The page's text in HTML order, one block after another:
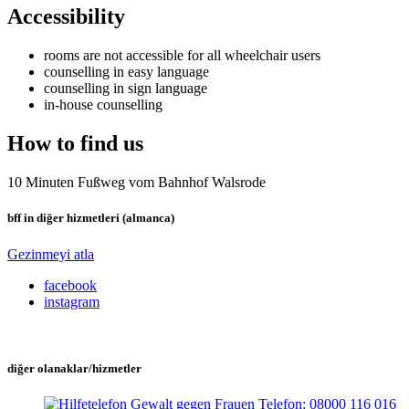
Accessibility
rooms are not accessible for all wheelchair users
counselling in easy language
counselling in sign language
in-house counselling
How to find us
10 Minuten Fußweg vom Bahnhof Walsrode
bff in diğer hizmetleri (almanca)
Gezinmeyi atla
facebook
instagram
diğer olanaklar/hizmetler